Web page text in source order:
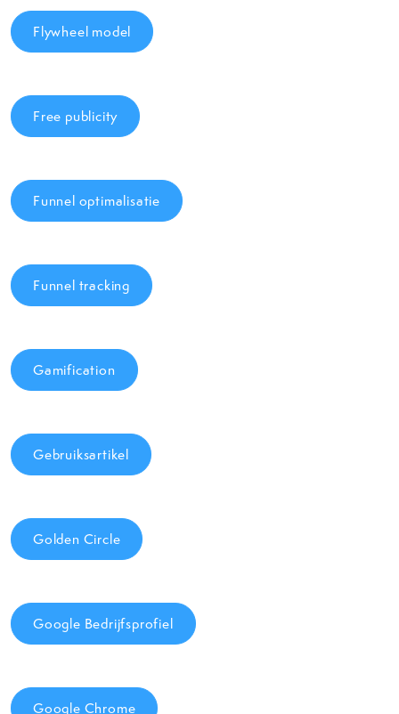
Flywheel model
Free publicity
Funnel optimalisatie
Funnel tracking
Gamification
Gebruiksartikel
Golden Circle
Google Bedrijfsprofiel
Google Chrome